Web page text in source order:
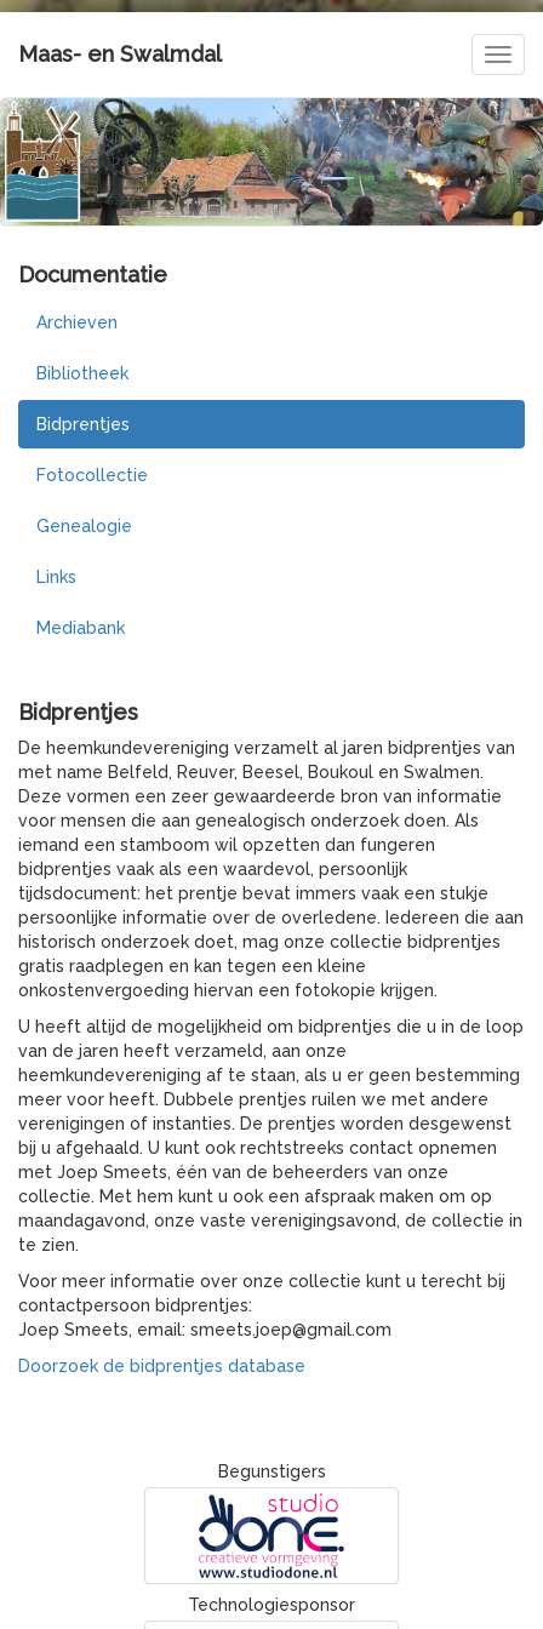
Maas- en Swalmdal
Documentatie
Archieven
Bibliotheek
Bidprentjes
Fotocollectie
Genealogie
Links
Mediabank
Bidprentjes
De heemkundevereniging verzamelt al jaren bidprentjes van
met name Belfeld, Reuver, Beesel, Boukoul en Swalmen.
Deze vormen een zeer gewaardeerde bron van informatie
voor mensen die aan genealogisch onderzoek doen. Als
iemand een stamboom wil opzetten dan fungeren
bidprentjes vaak als een waardevol, persoonlijk
tijdsdocument: het prentje bevat immers vaak een stukje
persoonlijke informatie over de overledene. Iedereen die aan
historisch onderzoek doet, mag onze collectie bidprentjes
gratis raadplegen en kan tegen een kleine
onkostenvergoeding hiervan een fotokopie krijgen.
U heeft altijd de mogelijkheid om bidprentjes die u in de loop
van de jaren heeft verzameld, aan onze
heemkundevereniging af te staan, als u er geen bestemming
meer voor heeft. Dubbele prentjes ruilen we met andere
verenigingen of instanties. De prentjes worden desgewenst
bij u afgehaald. U kunt ook rechtstreeks contact opnemen
met Joep Smeets, één van de beheerders van onze
collectie. Met hem kunt u ook een afspraak maken om op
maandagavond, onze vaste verenigingsavond, de collectie in
te zien.
Voor meer informatie over onze collectie kunt u terecht bij
contactpersoon bidprentjes:
Joep Smeets, email: smeets.joep@gmail.com
Doorzoek de bidprentjes database
Begunstigers
Technologiesponsor